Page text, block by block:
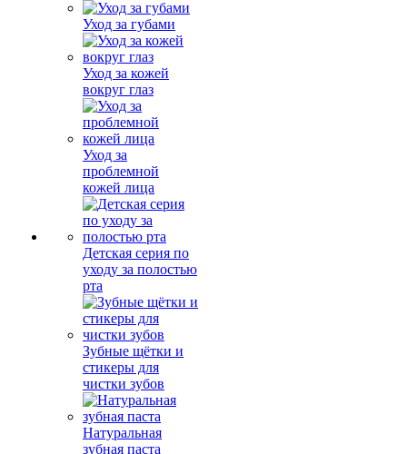
Уход за губами
Уход за кожей
вокруг глаз
Уход за
проблемной
кожей лица
Детская серия по
уходу за полостью
рта
Зубные щётки и
стикеры для
чистки зубов
Натуральная
зубная паста